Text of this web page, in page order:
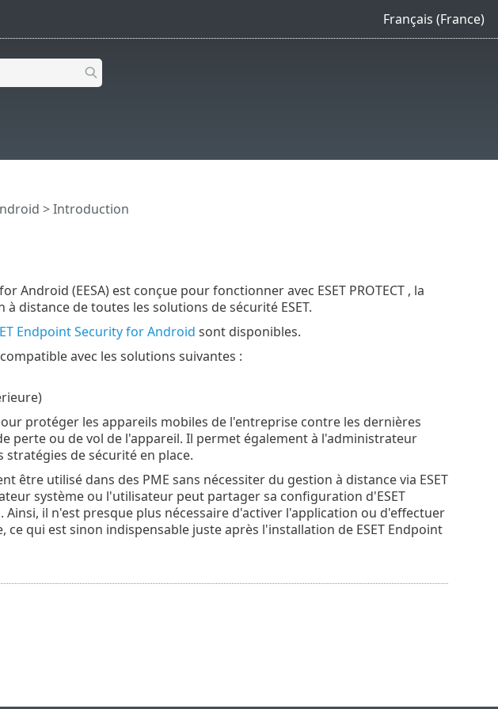
Français (France)
>Introduction
Android (EESA) est conçue pour fonctionner avec ESET PROTECT , la
distance de toutes les solutions de sécurité ESET.
Endpoint Security for Android sont disponibles.
avec les solutions suivantes :
protéger les appareils mobiles de l'entreprise contre les dernières
perte ou de vol de l'appareil. Il permet également à l'administrateur
de sécurité en place.
être utilisé dans des PME sans nécessiter du gestion à distance via ESET
système ou l'utilisateur peut partager sa configuration d'ESET
Ainsi, il n'est presque plus nécessaire d'activer l'application ou d'effectuer
qui est sinon indispensable juste après l'installation de ‎ESET Endpoint